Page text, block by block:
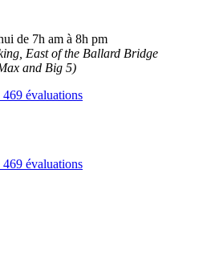
de 7h am à 8h pm
East of the Ballard Bridge
and Big 5)
469 évaluations
469 évaluations